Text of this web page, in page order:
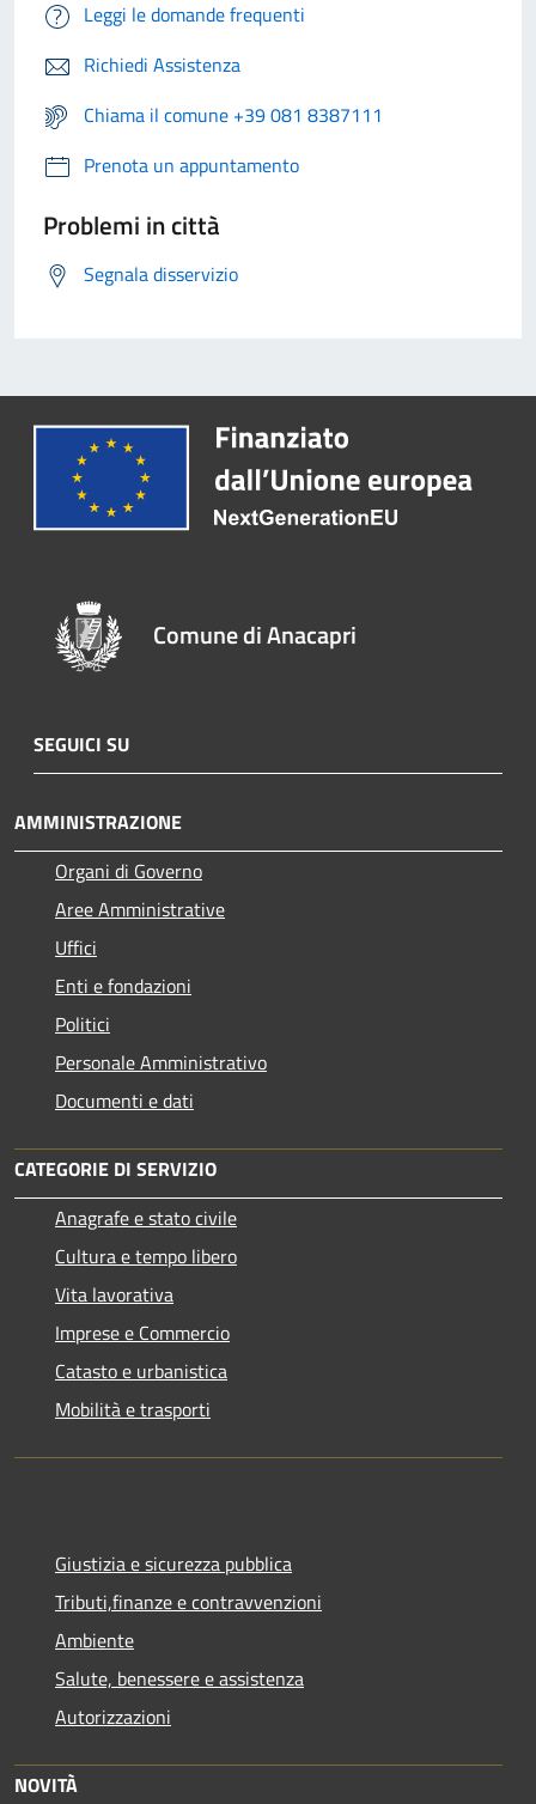
Leggi le domande frequenti
Richiedi Assistenza
Chiama il comune +39 081 8387111
Prenota un appuntamento
Problemi in città
Segnala disservizio
Comune di Anacapri
SEGUICI SU
AMMINISTRAZIONE
Organi di Governo
Aree Amministrative
Uffici
Enti e fondazioni
Politici
Personale Amministrativo
Documenti e dati
CATEGORIE DI SERVIZIO
Anagrafe e stato civile
Cultura e tempo libero
Vita lavorativa
Imprese e Commercio
Catasto e urbanistica
Mobilità e trasporti
Giustizia e sicurezza pubblica
Tributi,finanze e contravvenzioni
Ambiente
Salute, benessere e assistenza
Autorizzazioni
NOVITÀ